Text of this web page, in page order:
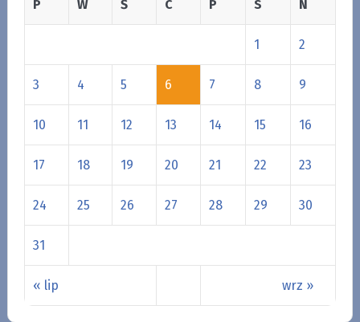
P W Ś C P S N
« lip wrz »
1 2
3 4 5 6 7 8 9
10 11 12 13 14 15 16
17 18 19 20 21 22 23
24 25 26 27 28 29 30
31